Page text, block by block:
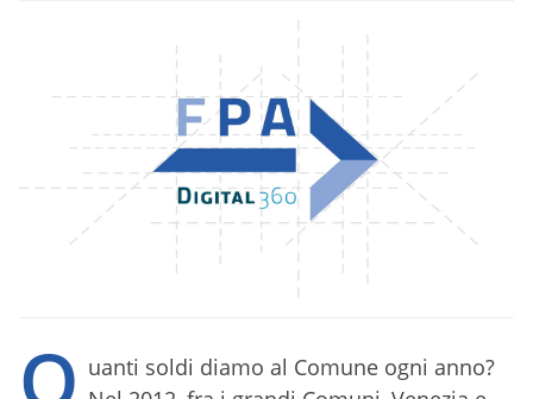
uanti soldi diamo al Comune ogni anno?